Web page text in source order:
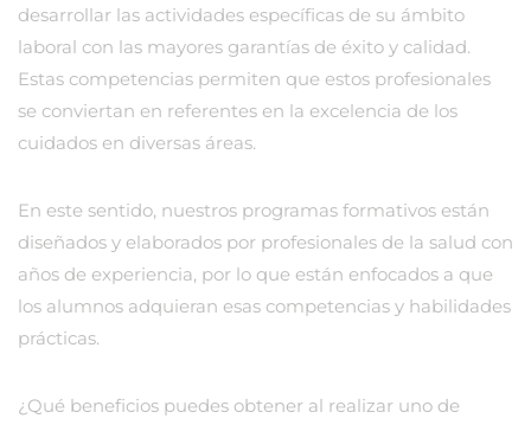
desarrollar las actividades específicas de su ámbito
laboral con las mayores garantías de éxito y calidad.
Estas competencias permiten que estos profesionales
se conviertan en referentes en la excelencia de los
cuidados en diversas áreas.
En este sentido, nuestros programas formativos están
diseñados y elaborados por profesionales de la salud con
años de experiencia, por lo que están enfocados a que
los alumnos adquieran esas competencias y habilidades
prácticas.
¿Qué beneficios puedes obtener al realizar uno de